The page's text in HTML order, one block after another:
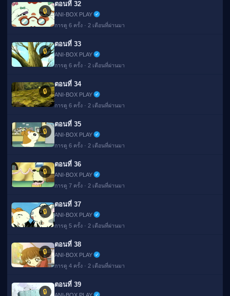
🔒
ตอนที่ 32
ANI-BOX PLAY
การดู 6 ครั้ง · 2 เดือนที่ผ่านมา
🔒
ตอนที่ 33
ANI-BOX PLAY
การดู 6 ครั้ง · 2 เดือนที่ผ่านมา
🔒
ตอนที่ 34
ANI-BOX PLAY
การดู 6 ครั้ง · 2 เดือนที่ผ่านมา
🔒
ตอนที่ 35
ANI-BOX PLAY
การดู 6 ครั้ง · 2 เดือนที่ผ่านมา
🔒
ตอนที่ 36
ANI-BOX PLAY
การดู 7 ครั้ง · 2 เดือนที่ผ่านมา
🔒
ตอนที่ 37
ANI-BOX PLAY
การดู 5 ครั้ง · 2 เดือนที่ผ่านมา
🔒
ตอนที่ 38
ANI-BOX PLAY
การดู 4 ครั้ง · 2 เดือนที่ผ่านมา
🔒
ตอนที่ 39